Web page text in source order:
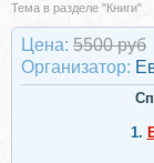
Тема в разделе "Книги"
Цена: 5500 руб
Организатор:
1.